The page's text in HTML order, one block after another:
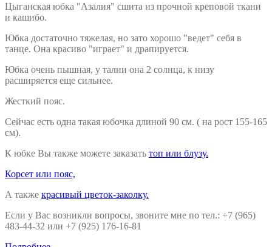
Цыганская юбка "Азалия" сшита из прочной креповой ткани
и кашибо.
Юбка достаточно тяжелая, но зато хорошо "ведет" себя в
танце. Она красиво "играет" и драпируется.
Юбка очень пышная, у талии она 2 солнца, к низу
расширяется еще сильнее.
Жесткий пояс.
Сейчас есть одна такая юбочка длиной 90 см. ( на рост 155-165
см).
К юбке Вы также можете заказать топ или блузу.
Корсет или пояс,
А также красивый цветок-заколку.
Если у Вас возникли вопросы, звоните мне по тел.: +7 (965)
483-44-32 или +7 (925) 176-16-81